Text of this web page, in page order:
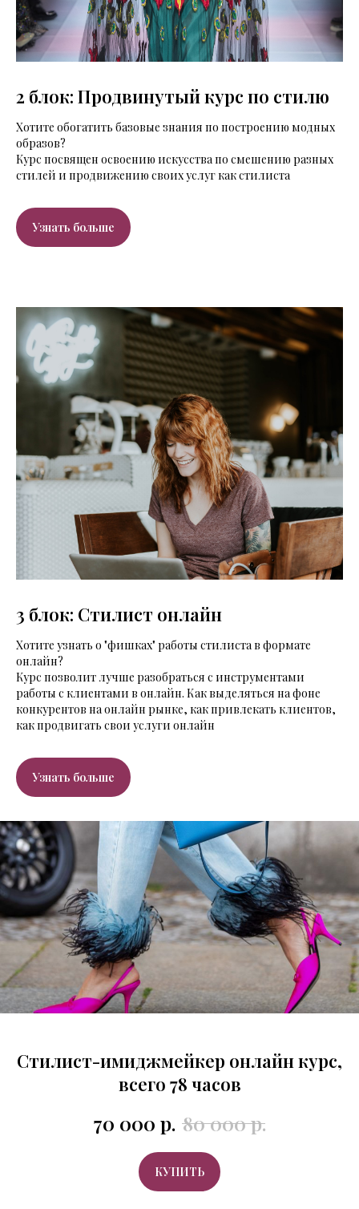
2 блок: Продвинутый курс по стилю
Хотите обогатить базовые знания по построению модных
образов?
Курс посвящен освоению искусства по смешению разных
стилей и продвижению своих услуг как стилиста
Узнать больше
3 блок: Стилист онлайн
Хотите узнать о "фишках" работы стилиста в формате
онлайн?
Курс позволит лучше разобраться с инструментами
работы с клиентами в онлайн. Как выделяться на фоне
конкурентов на онлайн рынке, как привлекать клиентов,
как продвигать свои услуги онлайн
Узнать больше
Стилист-имиджмейкер онлайн курс,
всего 78 часов
70 000 р. 80 000р.
КУПИТЬ